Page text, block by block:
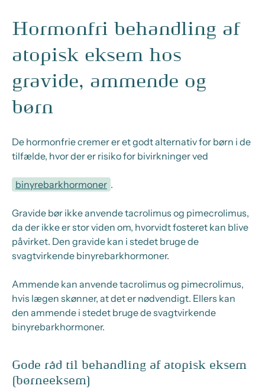
Hormonfri behandling af
atopisk eksem hos
gravide, ammende og
børn
De hormonfrie cremer er et godt alternativ for børn i de
tilfælde, hvor der er risiko for bivirkninger ved
binyrebarkhormoner .
Gravide bør ikke anvende tacrolimus og pimecrolimus,
da der ikke er stor viden om, hvorvidt fosteret kan blive
påvirket. Den gravide kan i stedet bruge de
svagtvirkende binyrebarkhormoner.
Ammende kan anvende tacrolimus og pimecrolimus,
hvis lægen skønner, at det er nødvendigt. Ellers kan
den ammende i stedet bruge de svagtvirkende
binyrebarkhormoner.
Gode råd til behandling af atopisk eksem
(børneeksem)